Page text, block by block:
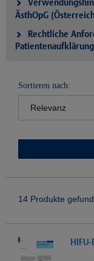
ÄsthOpG
Rechtliche
Patientenaufklärung
Sortieren nach:
14 Produkte